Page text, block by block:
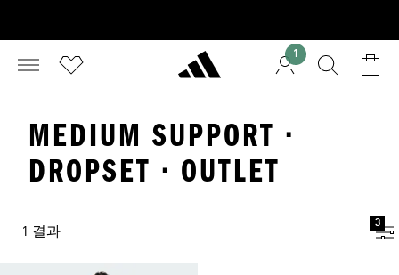
1
MEDIUM SUPPORT ·
DROPSET · OUTLET
1 결과
3